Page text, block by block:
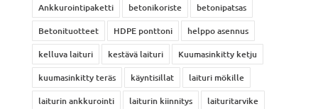
Ankkurointipaketti
betonikoriste
betonipatsas
Betonituotteet
HDPE ponttoni
helppo asennus
kelluva laituri
kestävä laituri
Kuumasinkitty ketju
kuumasinkitty teräs
käyntisillat
laituri mökille
laiturin ankkurointi
laiturin kiinnitys
laituritarvike